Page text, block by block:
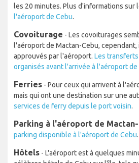
les 20 minutes. Plus d'informations sur
l'aéroport de Cebu.
Covoiturage - Les covoiturages
l'aéroport de Mactan-Cebu,
approuvés par l'aéroport. Les
organisés avant l'arrivée à l'aéroport de
Ferries - Pour ceux qui arrivent à
mais qui ont une destination sur une
services de ferry depuis le port voisin.
Parking à l'aéroport de
parking disponible à l'aéroport de Cebu.
Hôtels - L'aéroport est à quelques